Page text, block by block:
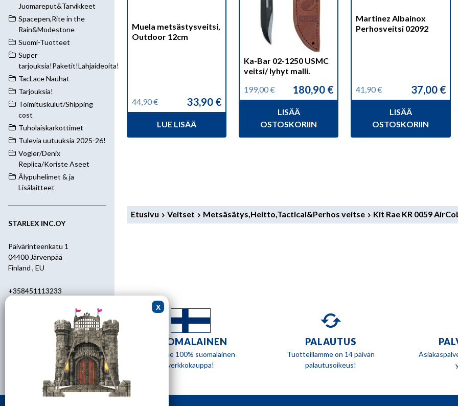
Juomareput&Tarvikkeet
Spacepen,Rite in the
Rain&Modestone
Suomi-Tuotteet
Super
tarjouksia!Paketit!Lahjaideoita!
TacLace Nauhat
Tarjouksia!
Toimituskulut/Shipping
cost
Tuholaiskarkottimet
Tulevia uutuuksia 2025-26!
Vogler/Denix
Replica/Koriste Aseet
Älypuhelimet & ja
Lisälaitteet
STARLEX INC.OY
Päivärinteenkatu 1
04400 Järvenpää
Finland , EU
+358451113233
starlex@kolumbus.fi
Asiakaspalvelu
ark.klo 08.30-17.00
Muela metsästysveitsi,
Outdoor 12cm
44,90€
Alkuperäinen
44,90 €.
33,90 €
Nykyinen
33,90 €.
LUE LISÄÄ
Ka-Bar 02-1250 USMC
veitsi/ lyhyt malli.
199,00€
Alkuperäinen
199,00 €.
180,90 €
Nykyinen
180,90 €.
LISÄÄ
OSTOSKORIIN
Martinez Albainox
Perhosveitsi 02092
41,90€
Alkuperäinen
41,90 €.
37,00 €
Nykyinen
37,00 €.
LISÄÄ
OSTOSKORIIN
Etusivu Veitset Metsäsätys,Heitto,Tactical&Perhos veitse Kit Rae KR 0059
SUOMALAINEN
Olemme 100% suomalainen
verkkokauppa!
PALAUTUS
Tuotteillamme on 14 päivän
palautusoikeus!